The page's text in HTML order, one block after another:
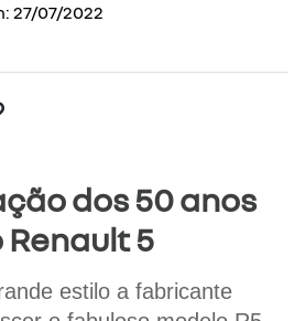
27/07/2022
dos 50 anos
5
estilo a fabricante